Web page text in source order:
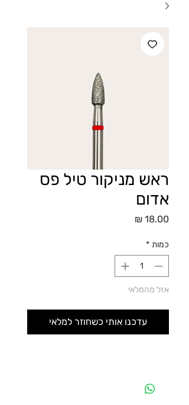
ראש מניקור טיל פס
אדום
כמות *
אזל מהמלאי
עדכנו אותי כשחוזר למלאי